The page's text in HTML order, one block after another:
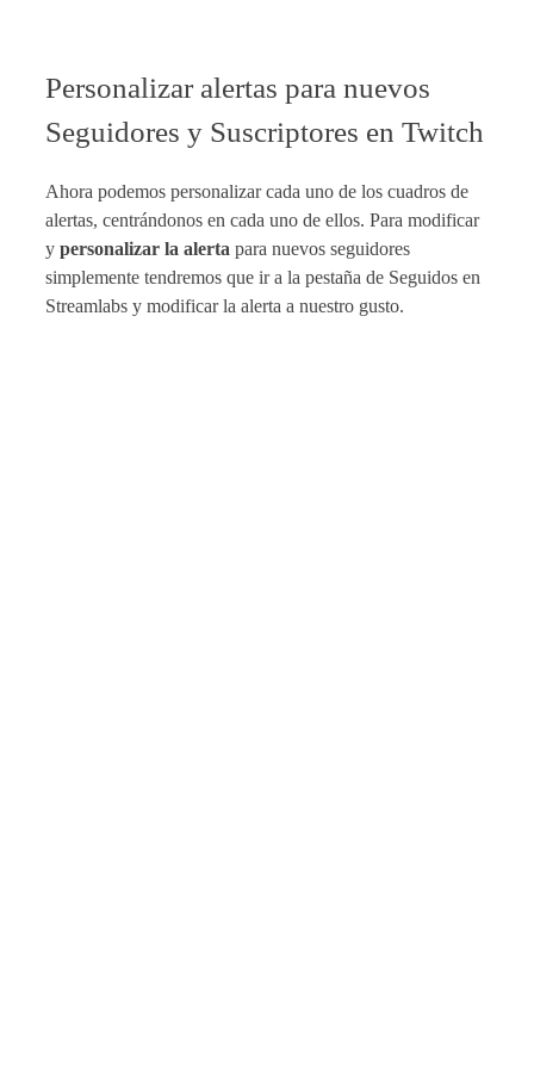
Personalizar alertas para nuevos
Seguidores y Suscriptores en Twitch
Ahora podemos personalizar cada uno de los cuadros de
alertas, centrándonos en cada uno de ellos. Para modificar
y personalizar la alerta para nuevos seguidores
simplemente tendremos que ir a la pestaña de Seguidos en
Streamlabs y modificar la alerta a nuestro gusto.